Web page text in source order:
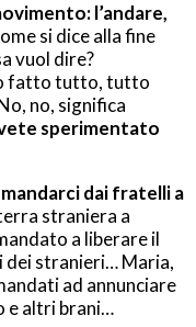
l’andare,
si dice alla fine
vuol dire?
fatto tutto, tutto
no, significa
sperimentato
mandarci dai fratelli a
straniera a
a liberare il
dei stranieri… Maria,
ad annunciare
e altri brani…